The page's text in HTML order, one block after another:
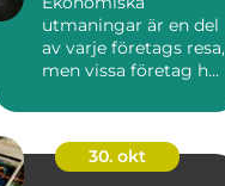
utmaningar är en del
av varje företags resa,
men vissa företag har
30. okt